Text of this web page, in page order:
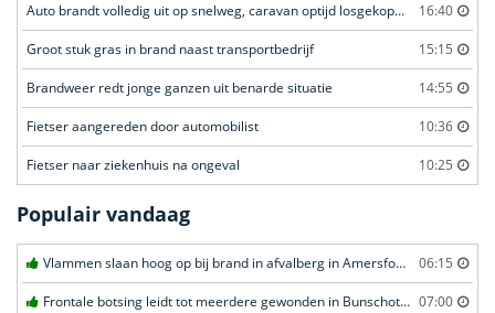
Auto brandt volledig uit op snelweg, caravan optijd losgekoppeld 16:40
Groot stuk gras in brand naast transportbedrijf 15:15
Brandweer redt jonge ganzen uit benarde situatie 14:55
Fietser aangereden door automobilist 10:36
Fietser naar ziekenhuis na ongeval 10:25
Populair vandaag
Vlammen slaan hoog op bij brand in afvalberg in Amersfoort 06:15
Frontale botsing leidt tot meerdere gewonden in Bunschoten-Spakenburg 07:00